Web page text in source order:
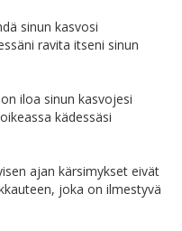
sinun kasvosi
ravita itseni sinun
iloa sinun kasvojesi
kädessäsi
ajan kärsimykset eivät
joka on ilmestyvä